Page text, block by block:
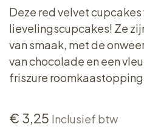
Deze red velvet
lievelingscupcakes! Ze
van smaak, met de
van chocolade en een
friszure
€ 3,25 Inclusief btw